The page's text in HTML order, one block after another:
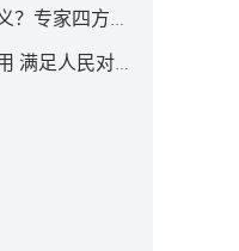
振作工业经济运行有何重要意义？专家四方面权威解读
姚景源：发挥消费的基础性作用 满足人民对美好生活向往